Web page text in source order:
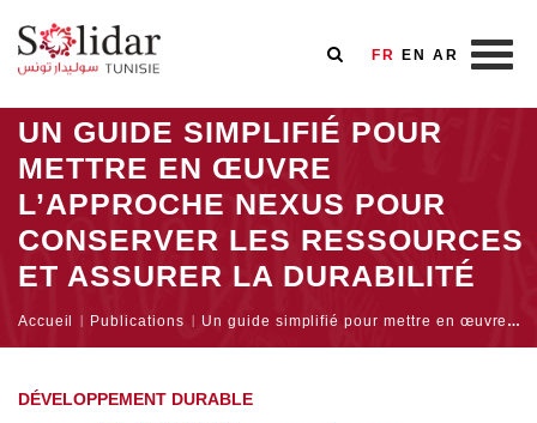
Aller
contenu
principal
FR EN AR
UN GUIDE SIMPLIFIÉ POUR
METTRE EN ŒUVRE
L’APPROCHE NEXUS POUR
CONSERVER LES RESSOURCES
ET ASSURER LA DURABILITÉ
Fil
d'Ariane
Accueil Publications Un guide simplifié pour mettre en œuvre l’approche NEXUS pour conserver les ressources et assurer la durabilité
DÉVELOPPEMENT DURABLE